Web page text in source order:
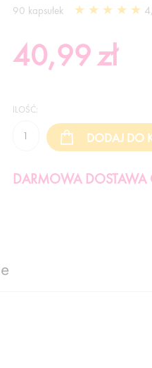
90 kapsułek
40,99zł
ILOŚĆ:
DARMOWA DOSTAWA